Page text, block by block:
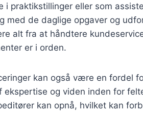
i praktikstillinger eller som
med de daglige opgaver og
alt fra at håndtere
er i orden.
kan også være en fordel
ekspertise og viden inden for
kan opnå, hvilket kan